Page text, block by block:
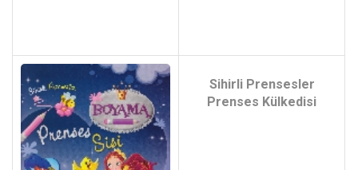
Sihirli Prensesler
Prenses Külkedisi